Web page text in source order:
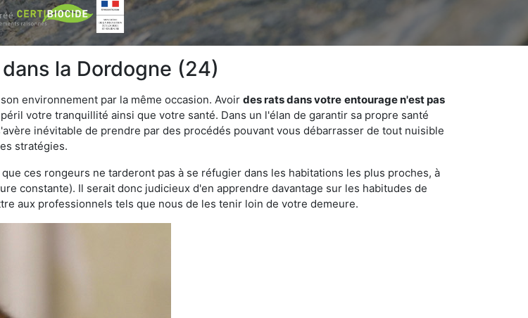
la Dordogne (24)
environnement par la même occasion. Avoir des rats dans votre entourage n'est pas
votre tranquillité ainsi que votre santé. Dans un l'élan de garantir sa propre santé
inévitable de prendre par des procédés pouvant vous débarrasser de tout nuisible
stratégies.
ces rongeurs ne tarderont pas à se réfugier dans les habitations les plus proches, à
constante). Il serait donc judicieux d'en apprendre davantage sur les habitudes de
aux professionnels tels que nous de les tenir loin de votre demeure.